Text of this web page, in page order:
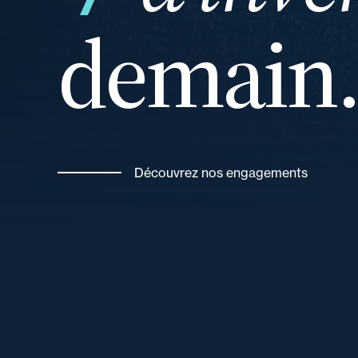
demain.
Découvrez nos engagements